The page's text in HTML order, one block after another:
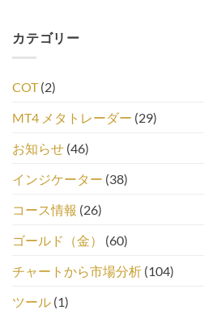
カテゴリー
COT(2)
MT4 メタトレーダー (29)
お知らせ (46)
インジケーター (38)
コース情報 (26)
ゴールド（金）
(60)
チャートから市場分析 (104)
ツール (1)